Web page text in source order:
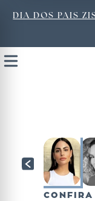
DIA DOS PAIS
Open